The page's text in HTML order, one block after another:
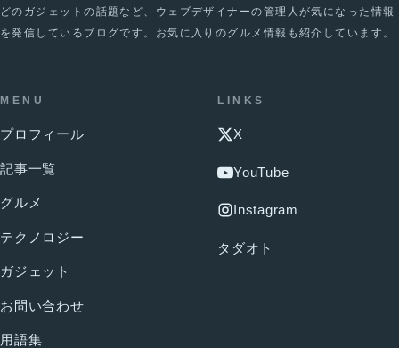
どのガジェットの話題など、ウェブデザイナーの管理人が気になった情報
を発信しているブログです。お気に入りのグルメ情報も紹介しています。
MENU
プロフィール
記事一覧
グルメ
テクノロジー
ガジェット
お問い合わせ
用語集
LINKS
X
YouTube
Instagram
タダオト